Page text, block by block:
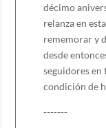
décimo
relanza en
rememorar y
desde
seguidores
condición de
-------